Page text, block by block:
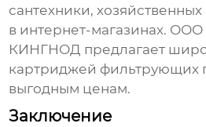
сантехники,
в интернет-магазинах.
КИНГНОД предлагает
картриджей фильтрующих
выгодным ценам.
Заключение